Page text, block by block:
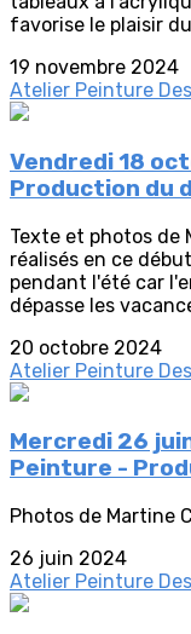
favorise le plaisir
19 novembre 2024
Atelier Peinture
Vendredi 18
Production du
Texte et photos de
réalisés en ce
pendant l'été car
dépasse les
20 octobre 2024
Atelier Peinture
Mercredi 26
Peinture -
Photos de Martine
26 juin 2024
Atelier Peinture